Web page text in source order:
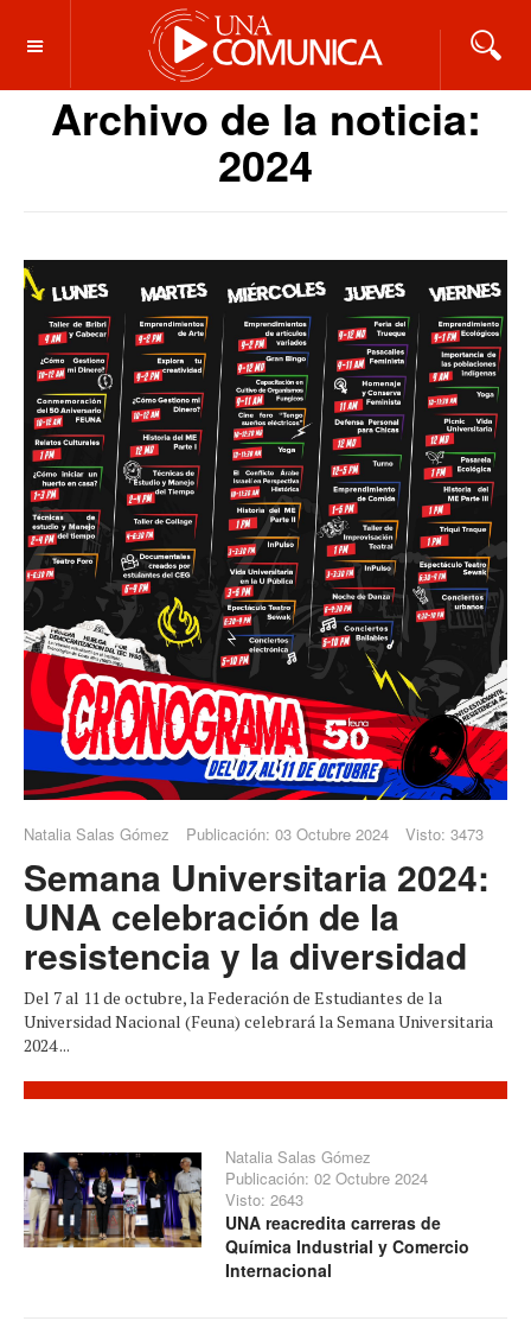
OFF CANVAS
Archivo de la noticia:
2024
Natalia Salas Gómez Publicación: 03 Octubre 2024 Visto: 3473
Semana Universitaria 2024:
UNA celebración de la
resistencia y la diversidad
Del 7 al 11 de octubre, la Federación de Estudiantes de la
Universidad Nacional (Feuna) celebrará la Semana Universitaria
2024 ...
Natalia Salas Gómez
Publicación: 02 Octubre 2024
Visto: 2643
UNA reacredita carreras de
Química Industrial y Comercio
Internacional